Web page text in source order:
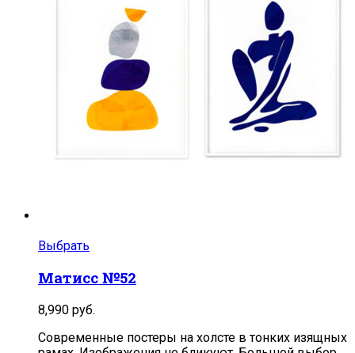
Выбрать
Матисс №52
8,990 руб.
Современные постеры на холсте в тонких изящных